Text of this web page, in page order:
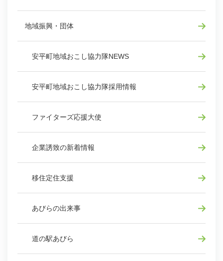
地域振興・団体
安平町地域おこし協力隊NEWS
安平町地域おこし協力隊採用情報
ファイターズ応援大使
企業誘致の新着情報
移住定住支援
あびらの出来事
道の駅あびら